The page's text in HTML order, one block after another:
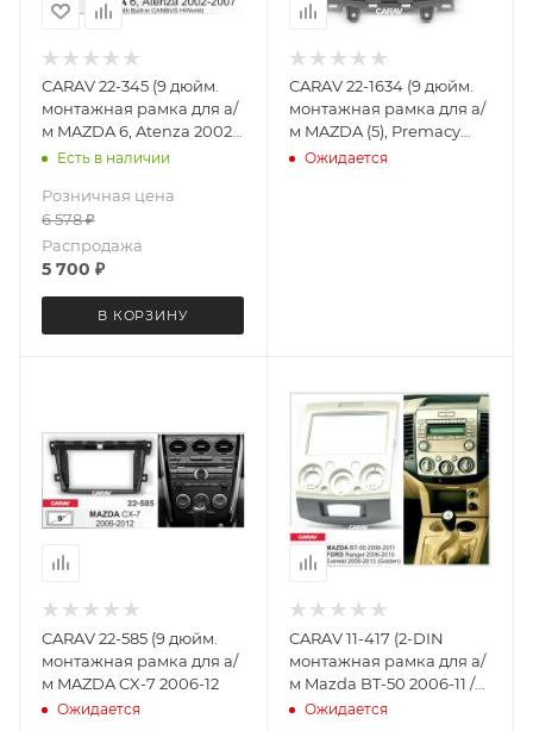
CARAV 22-345 (9 дюйм.
монтажная рамка для а/
м MAZDA 6, Atenza 2002-
07 (CANBUS
Есть в наличии
Розничная цена
6 578₽
Распродажа
5 700 ₽
В КОРЗИНУ
CARAV 22-1634 (9 дюйм.
монтажная рамка для а/
м MAZDA (5), Premacy
2005-10 / FORD i-Max
Ожидается
CARAV 22-585 (9 дюйм.
монтажная рамка для а/
м MAZDA CX-7 2006-12
Ожидается
CARAV 11-417 (2-DIN
монтажная рамка для а/
м Mazda BT-50 2006-11 /
FORD Ranger 2006-11,
Ожидается